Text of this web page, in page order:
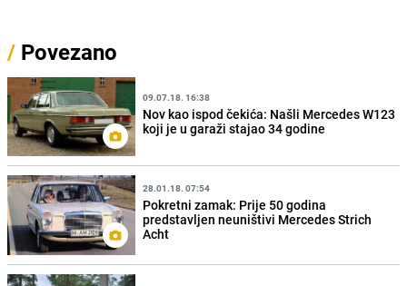
/ Povezano
09.07.18. 16:38
Nov kao ispod čekića: Našli Mercedes W123
koji je u garaži stajao 34 godine
28.01.18. 07:54
Pokretni zamak: Prije 50 godina
predstavljen neuništivi Mercedes Strich
Acht